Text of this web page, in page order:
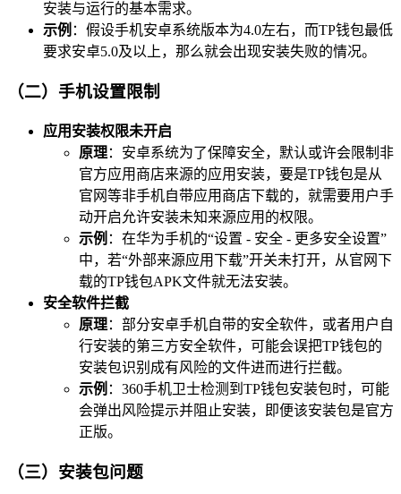
安装与运行的基本需求。
示例 ：假设手机安卓系统版本为4.0左右，而TP钱包最低
要求安卓5.0及以上，那么就会出现安装失败的情况。
（二）手机设置限制
应用安装权限未开启
原理：安卓系统为了保障安全，默认或许会限制非
官方应用商店来源的应用安装，要是TP钱包是从
官网等非手机自带应用商店下载的，就需要用户手
动开启允许安装未知来源应用的权限。
示例 ：在华为手机的“设置 - 安全 - 更多安全设置”
中，若“外部来源应用下载”开关未打开，从官网下
载的TP钱包APK文件就无法安装。
安全软件拦截
原理：部分安卓手机自带的安全软件，或者用户自
行安装的第三方安全软件，可能会误把TP钱包的
安装包识别成有风险的文件进而进行拦截。
示例 ：360手机卫士检测到TP钱包安装包时，可能
会弹出风险提示并阻止安装，即便该安装包是官方
正版。
（三）安装包问题